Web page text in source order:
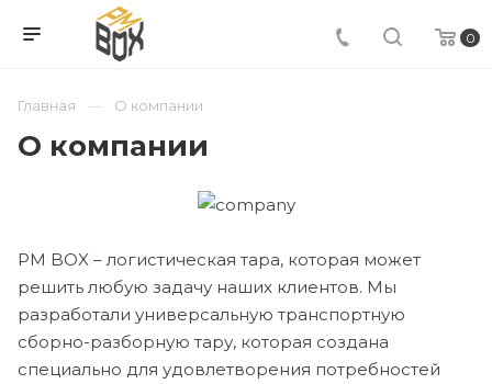
0
Главная О компании
О компании
PM BOX – логистическая тара, которая может
решить любую задачу наших клиентов. Мы
разработали универсальную транспортную
сборно-разборную тару, которая создана
специально для удовлетворения потребностей